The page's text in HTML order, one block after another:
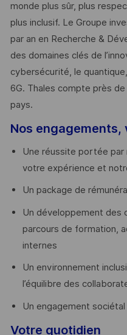
monde plus sûr, plus
plus inclusif. Le Groupe
par an en Recherche &
des domaines clés de
cybersécurité, le
6G. Thales compte près
pays. ​
Nos engagements,
Une réussite portée
votre expérience et
Un package de
Un développement des
parcours de formation,
internes
Un environnement
l’équilibre des
Un engagement
Votre quotidien